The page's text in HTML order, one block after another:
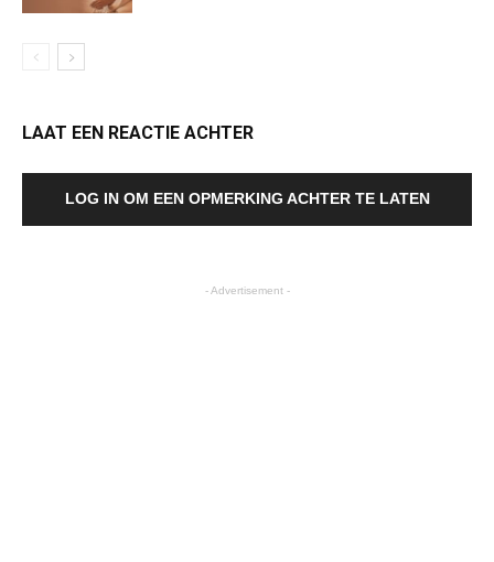
LAAT EEN REACTIE ACHTER
LOG IN OM EEN OPMERKING ACHTER TE LATEN
- Advertisement -